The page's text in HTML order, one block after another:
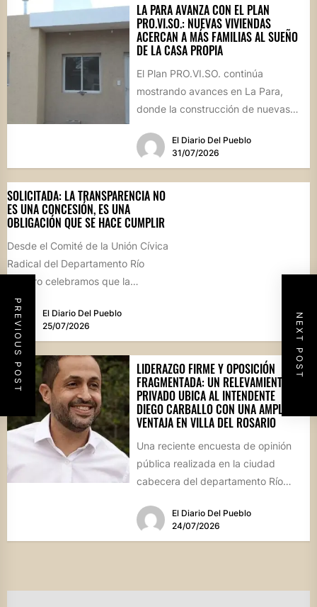
PREVIOUS POST NEXT POST
LA PARA AVANZA CON EL PLAN
PRO.VI.SO.: NUEVAS VIVIENDAS
ACERCAN A MÁS FAMILIAS AL SUEÑO
DE LA CASA PROPIA
El Plan PRO.VI.SO. continúa
mostrando avances en La Para,
donde la construcción de nuevas
a...
El Diario Del Pueblo
31/07/2026
SOLICITADA: LA TRANSPARENCIA NO
ES UNA CONCESIÓN, ES UNA
OBLIGACIÓN QUE SE HACE CUMPLIR
Desde el Comité de la Unión Cívica
Radical del Departamento Río
Primero celebramos que la
Comisión Comunal de Esquina
haya...
El Diario Del Pueblo
25/07/2026
LIDERAZGO FIRME Y OPOSICIÓN
FRAGMENTADA: UN RELEVAMIENTO
PRIVADO UBICA AL INTENDENTE
DIEGO CARBALLO CON UNA AMPLIA
VENTAJA EN VILLA DEL ROSARIO
Una reciente encuesta de opinión
pública realizada en la ciudad
cabecera del departamento Río
mandatario...El Diario Del Pueblo
24/07/2026